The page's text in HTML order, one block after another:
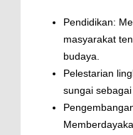
Pendidikan:
masyarakat
budaya.
Pelestarian
sungai